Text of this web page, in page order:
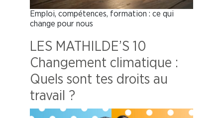
Emploi, compétences, formation : ce qui
change pour nous
LES MATHILDE’S 10
Changement climatique :
Quels sont tes droits au
travail ?